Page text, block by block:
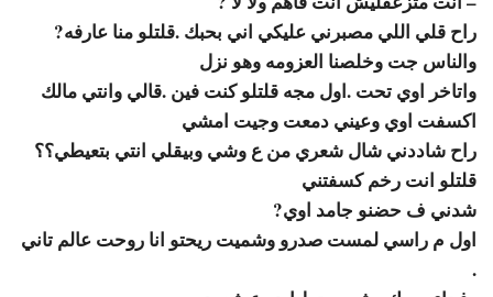
راح قلي اللي مصبرني عليكي اني بحبك .قلتلو منا عارفه?
والناس جت وخلصنا العزومه وهو نزل
واتاخر اوي تحت .اول مجه قلتلو كنت فين .قالي وانتي مالك
اكسفت اوي وعيني دمعت وجيت امشي
راح شاددني شال شعري من ع وشي وبيقلي انتي بتعيطي؟؟
قلتلو انت رخم كسفتني
شدني ف حضنو جامد اوي?
اول م راسي لمست صدرو وشميت ريحتو انا روحت عالم تاني
.